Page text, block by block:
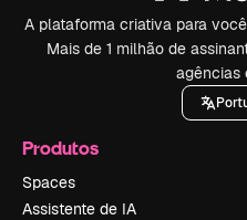
A plataforma criativa para
Mais de 1 milhão de
agências
Produtos
Spaces
Assistente de IA